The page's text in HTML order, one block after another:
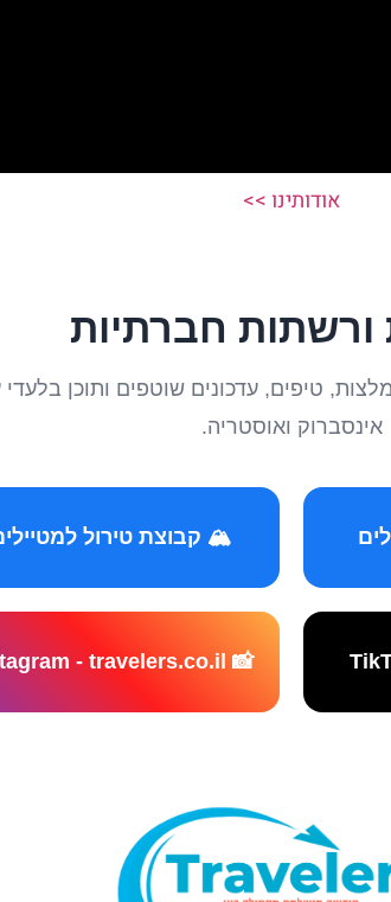
אודותינו >>
ורשתות חברתיות
טיפים, עדכונים שוטפים ותוכן בלעדי
אינסברוק ואוסטריה.
🏔️ קבוצת טירול
📸 Instagram - travelers.co.il